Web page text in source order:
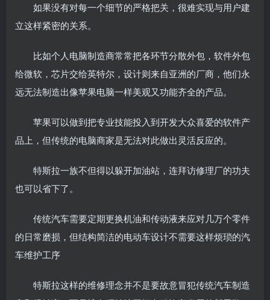
如果没有对每一个细节的严格把关，很难实现与用户建
立这样紧密的关系。
比如个人电脑制造商常常把各环节分散外包，软件外包
给微软，芯片交给英特尔，设计则来自亚洲的厂商，他们永
远无法制造出像苹果电脑一样美观又功能齐全的产品。
苹果可以做到把专业技能投入到开发大众喜爱的软件产
品上，但传统的电脑商家是无法对此做出灵活反应的。
特斯拉一族不但得以躲开加油站，连拜访修理厂的功夫
也可以省下了。
传统汽车需要定期更换机油和传动液来应对几万个零件
的日常磨损，但结构简洁的电动车设计不需要这样烦琐的汽
车维护工序
特斯拉这样的维修理念并不是要故意冒犯传统汽车制造